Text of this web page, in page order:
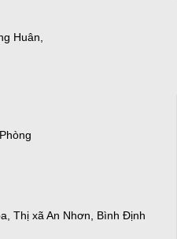
Huân,
Thị xã An Nhơn, Bình Định